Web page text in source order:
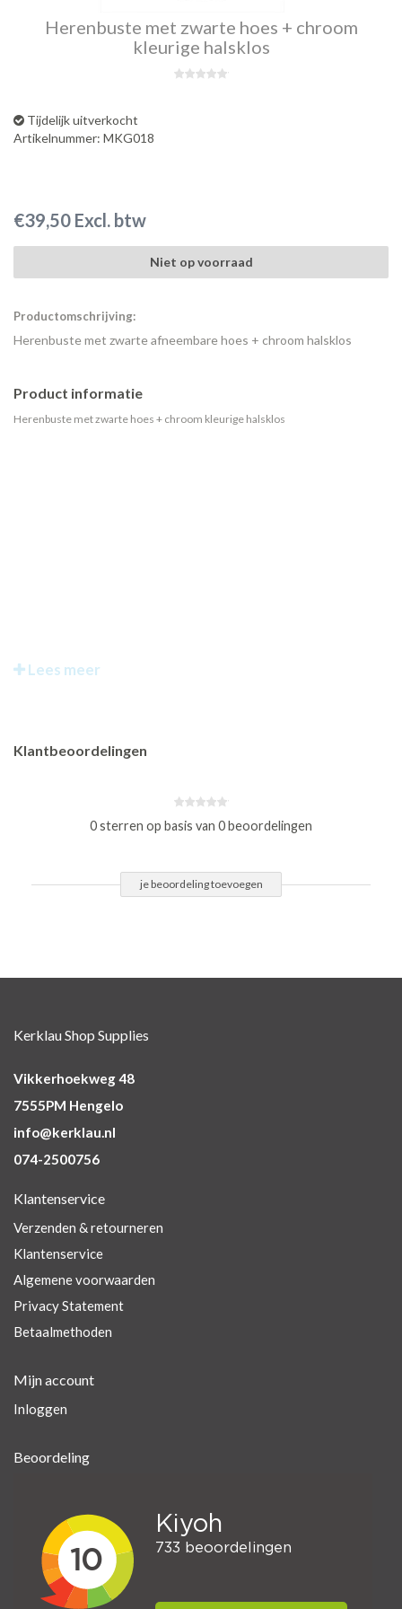
Herenbuste met zwarte hoes + chroom
kleurige halsklos
Tijdelijk uitverkocht
Artikelnummer: MKG018
€39,50 Excl. btw
Niet op voorraad
Productomschrijving:
Herenbuste met zwarte afneembare hoes + chroom halsklos
Product informatie
Herenbuste met zwarte hoes + chroom kleurige halsklos
Lees meer
Klantbeoordelingen
0 sterren op basis van 0 beoordelingen
je beoordeling toevoegen
Kerklau Shop Supplies
Vikkerhoekweg 48
7555PM Hengelo
info@kerklau.nl
074-2500756
Klantenservice
Verzenden & retourneren
Klantenservice
Algemene voorwaarden
Privacy Statement
Betaalmethoden
Mijn account
Inloggen
Beoordeling